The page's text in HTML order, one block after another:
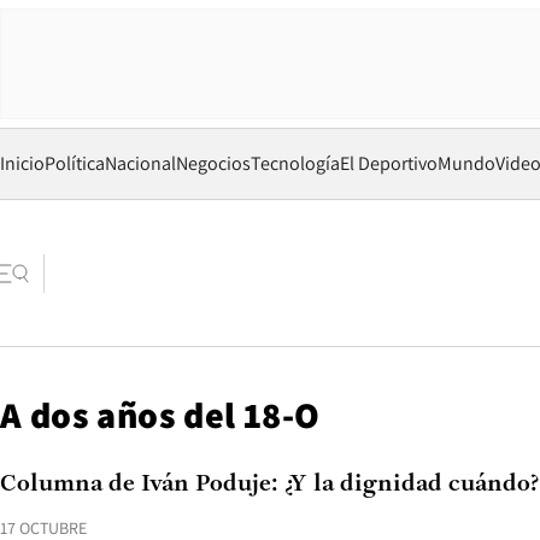
InicioPolíticaNacionalNegociosTecnologíaEl DeportivoMundo
A dos años del 18-O
17 OCTUBRE
Columna de Iván Poduje: ¿Y la dignidad cuándo?